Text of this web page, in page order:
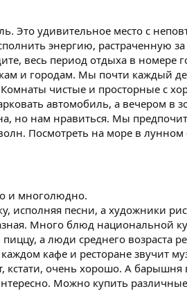
Это удивительное место с
энергию, растраченную
весь период отдыха в номере
и городам. Мы почти каждый
Комнаты чистые и просторные с
автомобиль, а вечером в
но нам нравиться. Мы
Посмотреть на море в
и многолюдно.
исполняя песни, а художники
Много блюд национальной
а люди среднего возраста
кафе и ресторане звучит
кстати, очень хорошо. А
Можно купить